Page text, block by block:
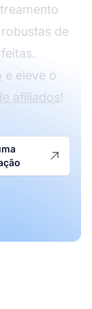
de
e eleve o
afiliados!